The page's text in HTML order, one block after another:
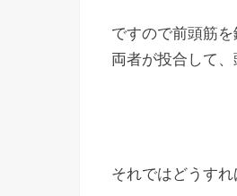
ですので前頭筋
両者が投合して
それではどうすれ